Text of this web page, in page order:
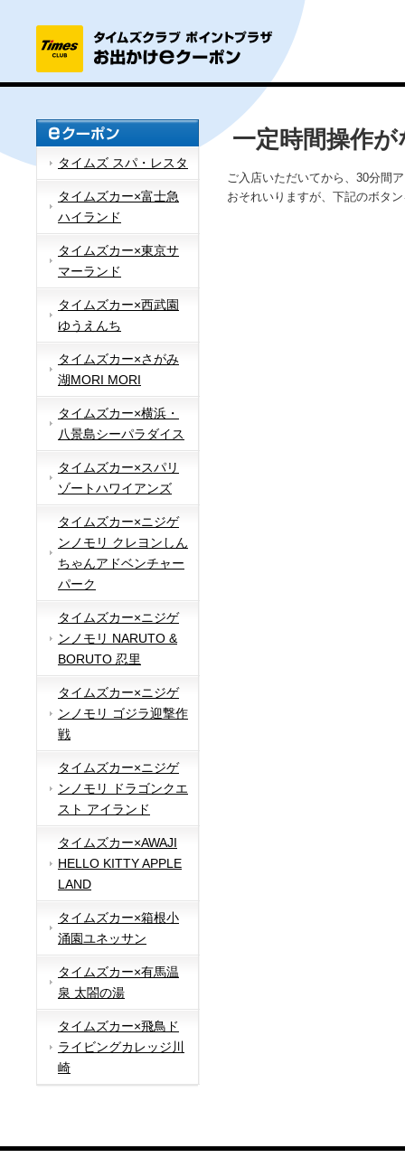
タイムズ スパ・レスタ
タイムズカー×富士急
ハイランド
タイムズカー×東京サ
マーランド
タイムズカー×西武園
ゆうえんち
タイムズカー×さがみ
湖MORI MORI
タイムズカー×横浜・
八景島シーパラダイス
タイムズカー×スパリ
ゾートハワイアンズ
タイムズカー×ニジゲ
ンノモリ クレヨンしん
ちゃんアドベンチャー
パーク
タイムズカー×ニジゲ
ンノモリ NARUTO &
BORUTO 忍里
タイムズカー×ニジゲ
ンノモリ ゴジラ迎撃作
戦
タイムズカー×ニジゲ
ンノモリ ドラゴンクエ
スト アイランド
タイムズカー×AWAJI
HELLO KITTY APPLE
LAND
タイムズカー×箱根小
涌園ユネッサン
タイムズカー×有馬温
泉 太閤の湯
タイムズカー×飛鳥ド
ライビングカレッジ川
崎
一定時間操作
ご入店いただいてから、30分間
おそれいりますが、下記のボタ